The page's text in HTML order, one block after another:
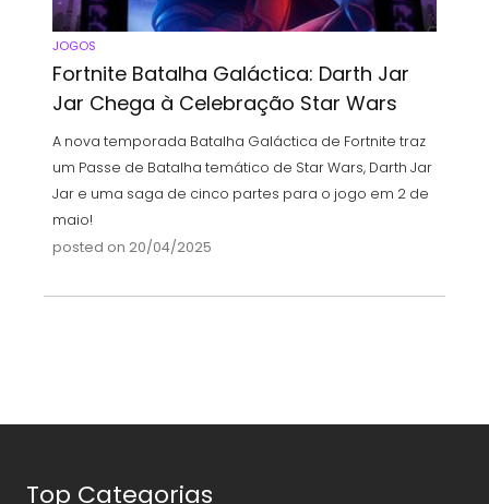
JOGOS
Fortnite Batalha Galáctica: Darth Jar
Jar Chega à Celebração Star Wars
A nova temporada Batalha Galáctica de Fortnite traz
um Passe de Batalha temático de Star Wars, Darth Jar
Jar e uma saga de cinco partes para o jogo em 2 de
maio!
posted on 20/04/2025
Top Categorias